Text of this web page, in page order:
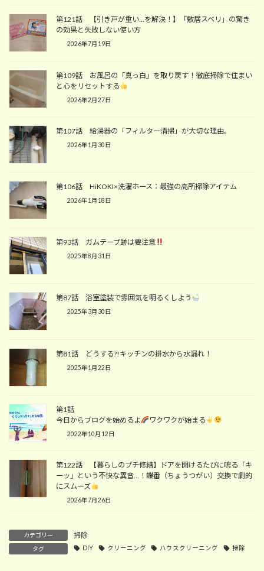
第121話 【引き戸が重い…を解決！】「敷居スベリ」の驚き
の効果と失敗しない使い方
2026年7月19日
第109話 お風呂の「真っ白」を取り戻す！徹底掃除で住まい
と心をリセットする
2026年2月27日
第107話 給湯器の「フィルター清掃」が大切な理由。
2026年1月30日
第106話 HiKOKI×洗濯ホース：最強の高所掃除アイテム
2026年1月18日
第93話 ガムテープ跡は要注意
2025年8月31日
第87話 浴室塗装で雰囲気を明るくしよう
2025年3月30日
第81話 どうする?!キッチンの排水から水漏れ！
2025年1月22日
第1話
今日からブログを始めるよ
ワクワクが始まる
2022年10月12日
第122話 【暮らしのプチ修繕】ドアを開けるたびに鳴る「キ
ーッ」という不快な異音…！蝶番（ちょうつがい）交換で劇的
にスムーズ
2026年7月26日
カテゴリー 掃除
タグ DIY クリーニング ハウスクリーニング 掃除